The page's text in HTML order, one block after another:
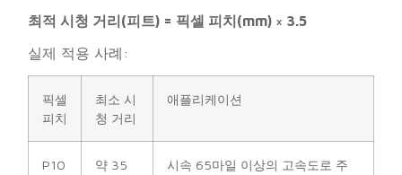
최적 시청 거리(피트) = 픽셀 피치(mm) × 3.5
실제 적용 사례:
픽셀
피치
최소 시
청 거리
애플리케이션
P10
약 35
시속 65마일 이상의 고속도로 주